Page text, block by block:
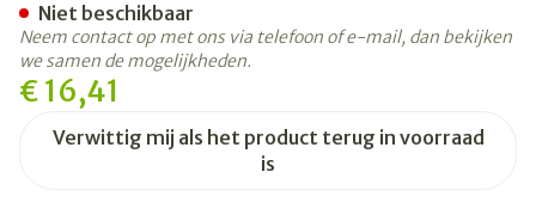
€ 16,41
Verwittig mij als het product terug in voorraad
is
Niet beschikbaar
Neem contact op met ons via telefoon of e-mail, dan bekijken
we samen de mogelijkheden.